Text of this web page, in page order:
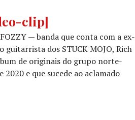
clip]
— banda que conta com a ex-
guitarrista dos STUCK MOJO, Rich
de originais do grupo norte-
e que sucede ao aclamado
To Run» [vídeo-clip]